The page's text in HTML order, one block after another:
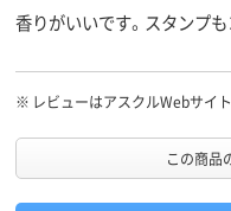
香りがいいです。スタンプ
※ レビューはアスクルWebサイ
この商品